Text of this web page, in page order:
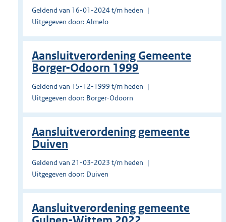
Geldend van 16-01-2024 t/m heden
Uitgegeven door: Almelo
Aansluitverordening Gemeente
Borger-Odoorn 1999
Geldend van 15-12-1999 t/m heden
Uitgegeven door: Borger-Odoorn
Aansluitverordening gemeente
Duiven
Geldend van 21-03-2023 t/m heden
Uitgegeven door: Duiven
Aansluitverordening gemeente